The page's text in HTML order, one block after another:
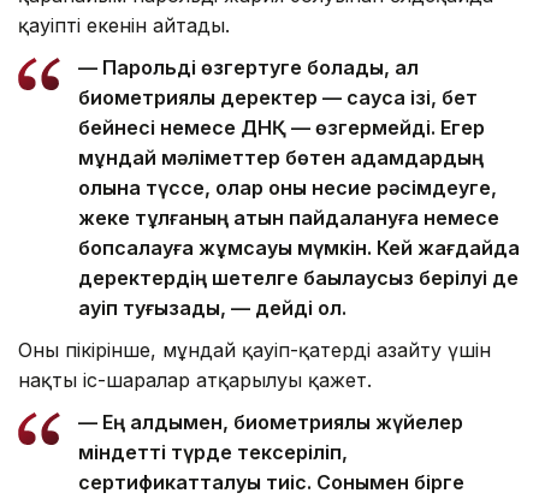
қауіпті екенін айтады.
— Парольді өзгертуге болады, ал
биометриялық деректер — саусақ ізі, бет
бейнесі немесе ДНҚ — өзгермейді. Егер
мұндай мәліметтер бөтен адамдардың
қолына түссе, олар оны несие рәсімдеуге,
жеке тұлғаның атын пайдалануға немесе
бопсалауға жұмсауы мүмкін. Кей жағдайда
деректердің шетелге бақылаусыз берілуі де
қауіп туғызады, — дейді ол.
Оның пікірінше, мұндай қауіп-қатерді азайту үшін
нақты іс-шаралар атқарылуы қажет.
— Ең алдымен, биометриялық жүйелер
міндетті түрде тексеріліп,
сертификатталуы тиіс. Сонымен бірге